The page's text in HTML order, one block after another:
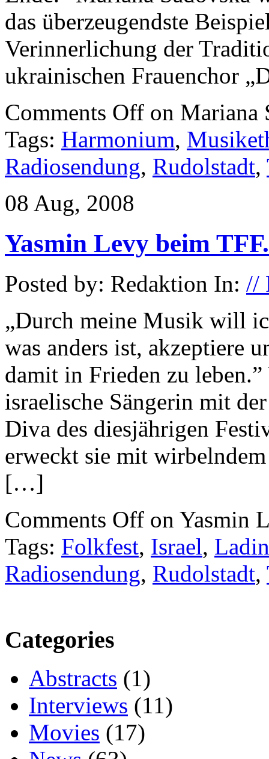
das überzeugendste
Verinnerlichung der
ukrainischen Frauenchor
Comments Off on Mariana
Tags: Harmonium,
Radiosendung, Rudolstadt,
08 Aug, 2008
Yasmin Levy beim
Posted by: Redaktion In: //
„Durch meine Musik will
was anders ist, akzeptiere
damit in Frieden zu
israelische Sängerin mit
Diva des diesjährigen
erweckt sie mit
[…]
Comments Off on Yasmin
Tags: Folkfest, Israel,
Radiosendung, Rudolstadt,
Categories
Abstracts (1)
Interviews (11)
Movies (17)